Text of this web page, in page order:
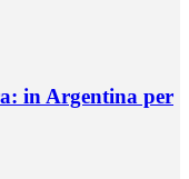
in Argentina per